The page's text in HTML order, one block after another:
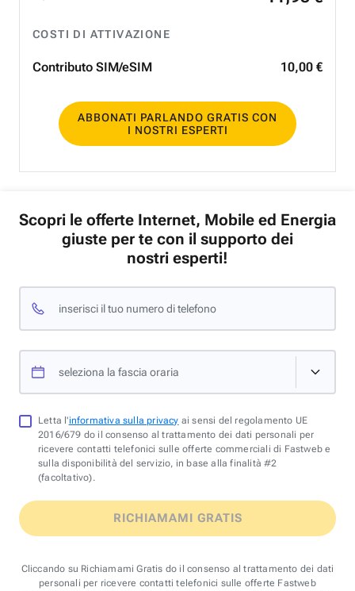
COSTI DI ATTIVAZIONE
Contributo SIM/eSIM 10,00 €
ABBONATI PARLANDO GRATIS CON
I NOSTRI ESPERTI
Scopri le offerte Internet, Mobile ed Energia
giuste per te con il supporto dei
nostri esperti!
inserisci il tuo numero di telefono
seleziona la fascia oraria
Letta l'informativa sulla privacy ai sensi del regolamento UE
2016/679 do il consenso al trattamento dei dati personali per
ricevere contatti telefonici sulle offerte commerciali di Fastweb e
sulla disponibilità del servizio, in base alla finalità #2
(facoltativo).
RICHIAMAMI GRATIS
Cliccando su Richiamami Gratis do il consenso al trattamento dei dati
personali per ricevere contatti telefonici sulle offerte Fastweb